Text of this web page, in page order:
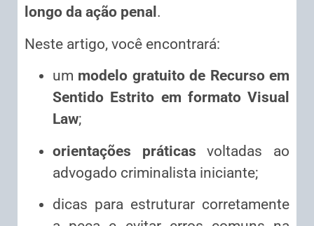
longo da ação penal .
Neste artigo, você encontrará:
um modelo gratuito de Recurso em
Sentido Estrito em formato Visual
Law;
orientações práticas voltadas ao
advogado criminalista iniciante;
dicas para estruturar corretamente